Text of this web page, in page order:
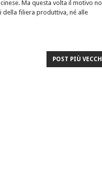
Ma questa volta il motivo
filiera produttiva, né alle
POST PIÙ